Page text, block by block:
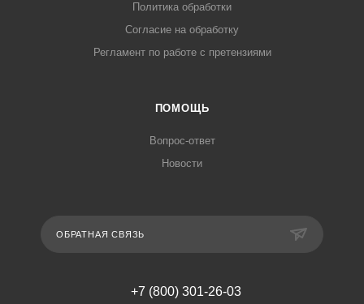
Политика обработки
Согласие на обработку
Регламент по работе с претензиями
ПОМОЩЬ
Вопрос-ответ
Новости
ОБРАТНАЯ СВЯЗЬ
+7 (800) 301-26-03